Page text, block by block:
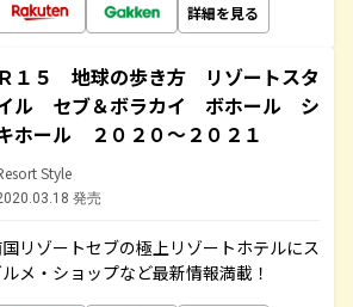
詳細を見る
Ｒ１５ 地球の歩き方 リゾートスタ
ル セブ＆ボラカイ ボホール シ
ホール ２０２０～２０２１
Style
発売
リゾートセブの極上リゾートホテルにス
メ・ショップなど最新情報満載！